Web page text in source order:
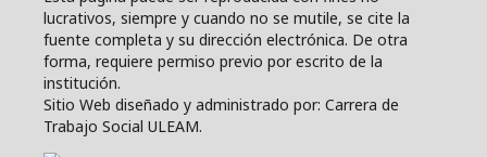
lucrativos, siempre y cuando no se mutile, se cite la
fuente completa y su dirección electrónica. De otra
forma, requiere permiso previo por escrito de la
institución.
Sitio Web diseñado y administrado por: Carrera de
Trabajo Social ULEAM.